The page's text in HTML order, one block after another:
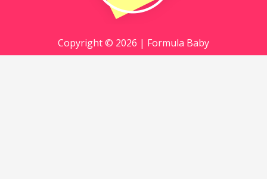
Copyright © 2026 | Formula Baby